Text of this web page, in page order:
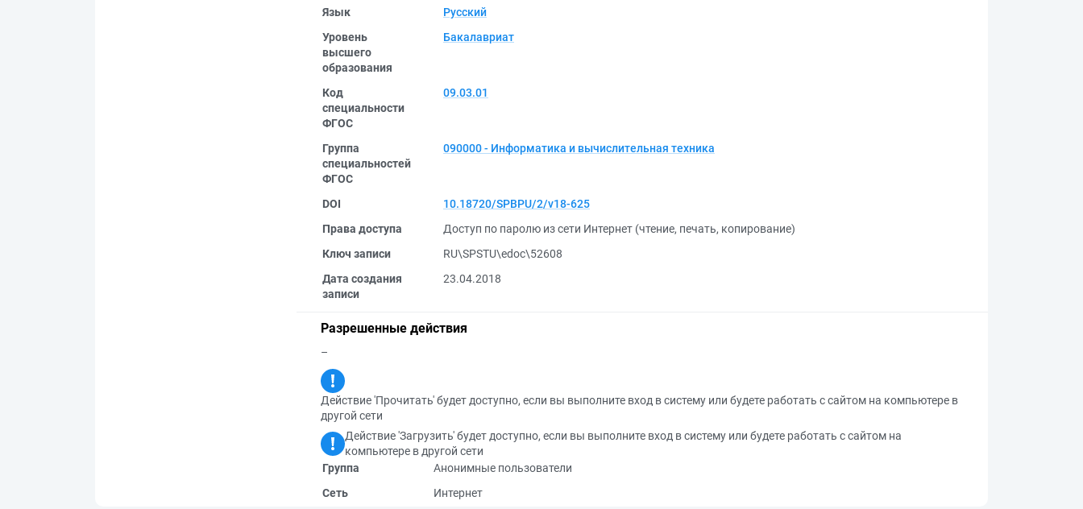
Язык
Русский
Уровень
высшего
образования
Бакалавриат
Код
специальности
ФГОС
09.03.01
Группа
специальностей
ФГОС
090000 - Информатика и вычислительная техника
DOI
10.18720/SPBPU/2/v18-625
Права доступа
Доступ по паролю из сети Интернет (чтение, печать, копирование)
Ключ записи
RU\SPSTU\edoc\52608
Дата создания
записи
23.04.2018
Разрешенные действия
–
Действие 'Прочитать' будет доступно, если вы выполните вход в систему или будете работать с сайтом на компьютере в
другой сети
Действие 'Загрузить' будет доступно, если вы выполните вход в систему или будете работать с сайтом на
компьютере в другой сети
Группа
Анонимные пользователи
Сеть
Интернет